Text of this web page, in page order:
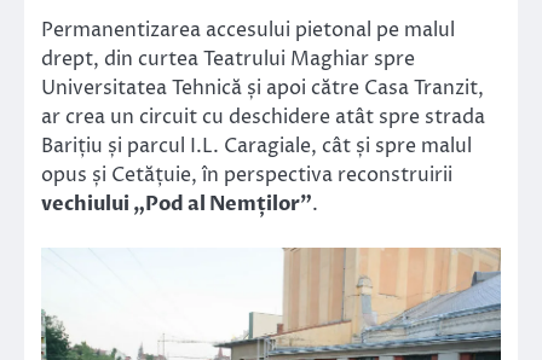
Permanentizarea accesului pietonal pe malul
drept, din curtea Teatrului Maghiar spre
Universitatea Tehnică și apoi către Casa Tranzit,
ar crea un circuit cu deschidere atât spre strada
Barițiu și parcul I.L. Caragiale, cât și spre malul
opus și Cetățuie, în perspectiva reconstruirii
vechiului „Pod al Nemților”.